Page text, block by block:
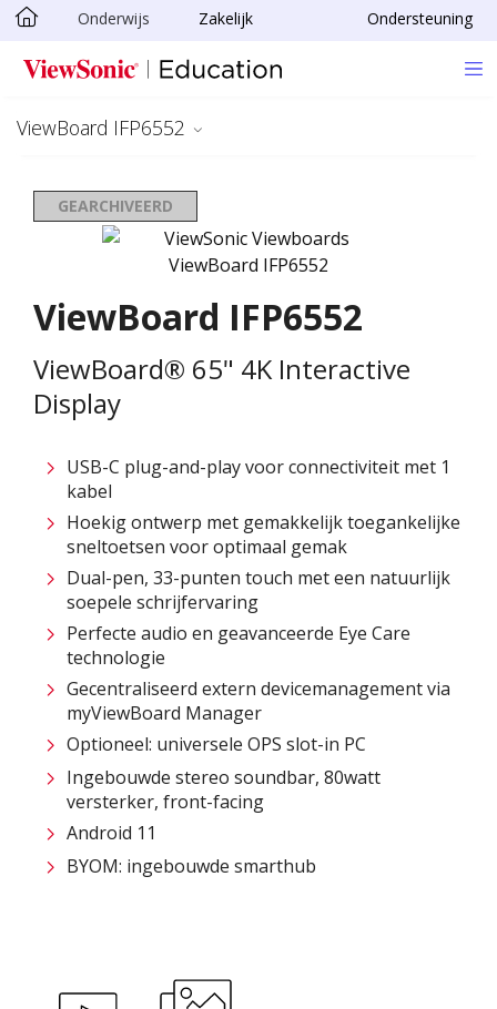
Ga naar hoofdinhoud
Onderwijs Zakelijk Ondersteuning
ViewBoard IFP6552
GEARCHIVEERD
ViewBoard IFP6552
ViewBoard® 65" 4K Interactive
Display
USB-C plug-and-play voor connectiviteit met 1
kabel
Hoekig ontwerp met gemakkelijk toegankelijke
sneltoetsen voor optimaal gemak
Dual-pen, 33-punten touch met een natuurlijk
soepele schrijfervaring
Perfecte audio en geavanceerde Eye Care
technologie
Gecentraliseerd extern devicemanagement via
myViewBoard Manager
Optioneel: universele OPS slot-in PC
Ingebouwde stereo soundbar, 80watt
versterker, front-facing
Android 11
BYOM: ingebouwde smarthub